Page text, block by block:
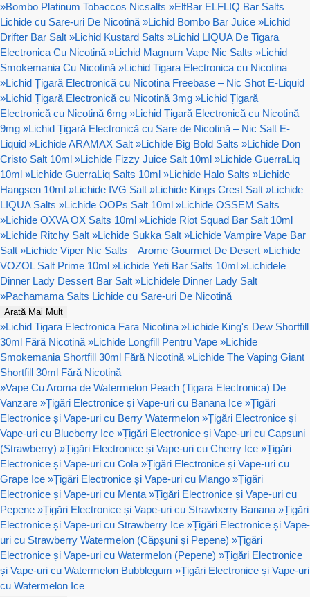
»Bombo Platinum Tobaccos Nicsalts »ElfBar ELFLIQ Bar Salts
Lichide cu Sare-uri De Nicotină »Lichid Bombo Bar Juice »Lichid
Drifter Bar Salt »Lichid Kustard Salts »Lichid LIQUA De Tigara
Electronica Cu Nicotină »Lichid Magnum Vape Nic Salts »Lichid
Smokemania Cu Nicotină »Lichid Tigara Electronica cu Nicotina
»Lichid Țigară Electronică cu Nicotina Freebase – Nic Shot E-Liquid
»Lichid Țigară Electronică cu Nicotină 3mg »Lichid Țigară
Electronică cu Nicotină 6mg »Lichid Țigară Electronică cu Nicotină
9mg »Lichid Țigară Electronică cu Sare de Nicotină – Nic Salt E-
Liquid »Lichide ARAMAX Salt »Lichide Big Bold Salts »Lichide Don
Cristo Salt 10ml »Lichide Fizzy Juice Salt 10ml »Lichide GuerraLiq
10ml »Lichide GuerraLiq Salts 10ml »Lichide Halo Salts »Lichide
Hangsen 10ml »Lichide IVG Salt »Lichide Kings Crest Salt »Lichide
LIQUA Salts »Lichide OOPs Salt 10ml »Lichide OSSEM Salts
»Lichide OXVA OX Salts 10ml »Lichide Riot Squad Bar Salt 10ml
»Lichide Ritchy Salt »Lichide Sukka Salt »Lichide Vampire Vape Bar
Salt »Lichide Viper Nic Salts – Arome Gourmet De Desert »Lichide
VOZOL Salt Prime 10ml »Lichide Yeti Bar Salts 10ml »Lichidele
Dinner Lady Dessert Bar Salt »Lichidele Dinner Lady Salt
»Pachamama Salts Lichide cu Sare-uri De Nicotină
Arată Mai Mult
»Lichid Tigara Electronica Fara Nicotina »Lichide King's Dew Shortfill
30ml Fără Nicotină »Lichide Longfill Pentru Vape »Lichide
Smokemania Shortfill 30ml Fără Nicotină »Lichide The Vaping Giant
Shortfill 30ml Fără Nicotină
»Vape Cu Aroma de Watermelon Peach (Tigara Electronica) De
Vanzare »Țigări Electronice și Vape-uri cu Banana Ice »Țigări
Electronice și Vape-uri cu Berry Watermelon »Țigări Electronice și
Vape-uri cu Blueberry Ice »Țigări Electronice și Vape-uri cu Capsuni
(Strawberry) »Țigări Electronice și Vape-uri cu Cherry Ice »Țigări
Electronice și Vape-uri cu Cola »Țigări Electronice și Vape-uri cu
Grape Ice »Țigări Electronice și Vape-uri cu Mango »Țigări
Electronice și Vape-uri cu Menta »Țigări Electronice și Vape-uri cu
Pepene »Țigări Electronice și Vape-uri cu Strawberry Banana »Țigări
Electronice și Vape-uri cu Strawberry Ice »Țigări Electronice și Vape-
uri cu Strawberry Watermelon (Căpșuni și Pepene) »Țigări
Electronice și Vape-uri cu Watermelon (Pepene) »Țigări Electronice
și Vape-uri cu Watermelon Bubblegum »Țigări Electronice și Vape-uri
cu Watermelon Ice